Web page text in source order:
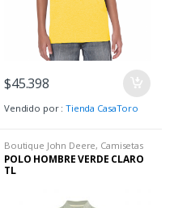
$45.398
Vendido por :Tienda CasaToro
Boutique John Deere, Camisetas
H,Camisetas H,Hombre,Ropa H
POLO HOMBRE VERDE CLARO
TL